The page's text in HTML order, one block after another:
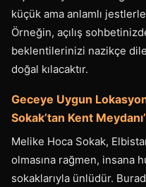
küçük ama anlamlı
Örneğin, açılış
beklentilerinizi nazikçe dile
doğal kılacaktır.
Geceye Uygun
Sokak’tan Kent
Melike Hoca Sokak,
olmasına rağmen, insana
sokaklarıyla ünlüdür.